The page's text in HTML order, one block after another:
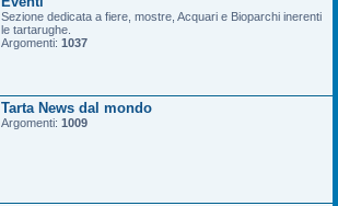
Sezione dedicata a fiere, mostre, Acquari e Bioparchi inerenti
le tartarughe.
Argomenti: 1037
Tarta News dal mondo
Argomenti: 1009